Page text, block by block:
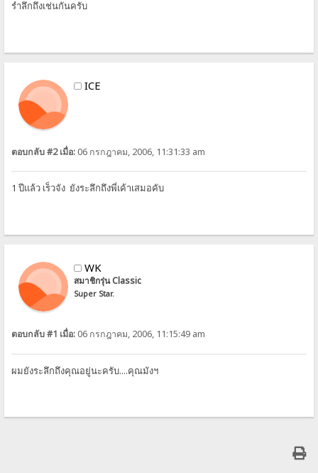
รำลึกถึงเช่นกันครับ
ICE
ตอบกลับ #2 เมื่อ: 06 กรกฎาคม, 2006, 11:31:33 am
1 ปีแล้ว เร็วจัง ยังระลึกถึงพี่เค้าเสมอคับ
WK
สมาชิกรุ่น Classic
Super Star.
ตอบกลับ #1 เมื่อ: 06 กรกฎาคม, 2006, 11:15:49 am
ผมยังระลึกถึงคุณอยู่นะครับ....คุณมังฯ